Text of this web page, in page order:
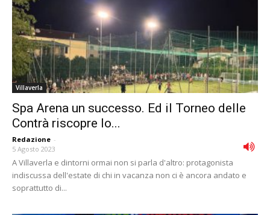
Villaverla
Spa Arena un successo. Ed il Torneo delle
Contrà riscopre lo...
Redazione -
5 Agosto 2023
A Villaverla e dintorni ormai non si parla d'altro: protagonista
indiscussa dell'estate di chi in vacanza non ci è ancora andato e
soprattutto di...